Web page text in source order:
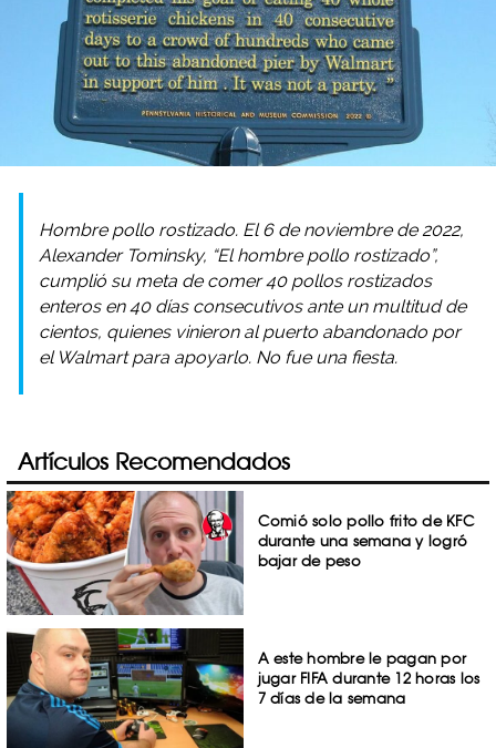
Hombre pollo rostizado. El 6 de noviembre de 2022,
Alexander Tominsky, “El hombre pollo rostizado”,
cumplió su meta de comer 40 pollos rostizados
enteros en 40 días consecutivos ante un multitud de
cientos, quienes vinieron al puerto abandonado por
el Walmart para apoyarlo. No fue una fiesta.
Artículos Recomendados
Comió solo pollo frito de KFC
durante una semana y logró
bajar de peso
A este hombre le pagan por
jugar FIFA durante 12 horas los
7 días de la semana